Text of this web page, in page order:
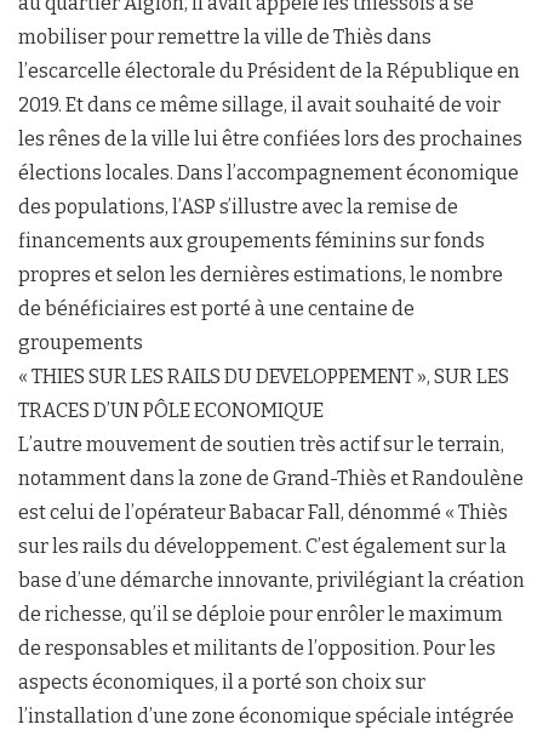
mobiliser pour remettre la ville de Thiès dans
l’escarcelle électorale du Président de la République en
2019. Et dans ce même sillage, il avait souhaité de voir
les rênes de la ville lui être confiées lors des prochaines
élections locales. Dans l’accompagnement économique
des populations, l’ASP s’illustre avec la remise de
financements aux groupements féminins sur fonds
propres et selon les dernières estimations, le nombre
de bénéficiaires est porté à une centaine de
groupements
« THIES SUR LES RAILS DU DEVELOPPEMENT », SUR LES
TRACES D’UN PÔLE ECONOMIQUE
L’autre mouvement de soutien très actif sur le terrain,
notamment dans la zone de Grand-Thiès et Randoulène
est celui de l’opérateur Babacar Fall, dénommé « Thiès
sur les rails du développement. C’est également sur la
base d’une démarche innovante, privilégiant la création
de richesse, qu’il se déploie pour enrôler le maximum
de responsables et militants de l’opposition. Pour les
aspects économiques, il a porté son choix sur
l’installation d’une zone économique spéciale intégrée